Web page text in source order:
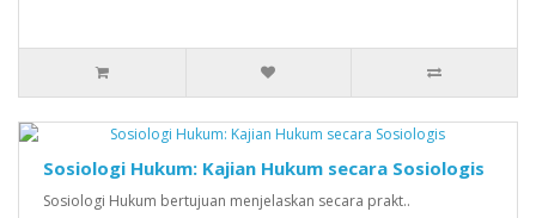
Sosiologi Hukum: Kajian Hukum secara Sosiologis
Sosiologi Hukum bertujuan menjelaskan secara prakt..